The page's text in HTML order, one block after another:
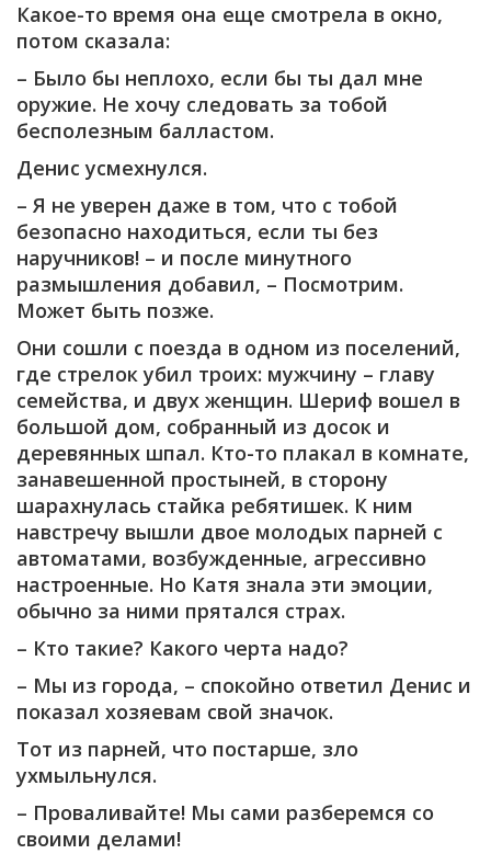
Какое-то время она еще смотрела в окно,
потом сказала:
– Было бы неплохо, если бы ты дал мне
оружие. Не хочу следовать за тобой
бесполезным балластом.
Денис усмехнулся.
– Я не уверен даже в том, что с тобой
безопасно находиться, если ты без
наручников! – и после минутного
размышления добавил, – Посмотрим.
Может быть позже.
Они сошли с поезда в одном из поселений,
где стрелок убил троих: мужчину – главу
семейства, и двух женщин. Шериф вошел в
большой дом, собранный из досок и
деревянных шпал. Кто-то плакал в комнате,
занавешенной простыней, в сторону
шарахнулась стайка ребятишек. К ним
навстречу вышли двое молодых парней с
автоматами, возбужденные, агрессивно
настроенные. Но Катя знала эти эмоции,
обычно за ними прятался страх.
– Кто такие? Какого черта надо?
– Мы из города, – спокойно ответил Денис и
показал хозяевам свой значок.
Тот из парней, что постарше, зло
ухмыльнулся.
– Проваливайте! Мы сами разберемся со
своими делами!